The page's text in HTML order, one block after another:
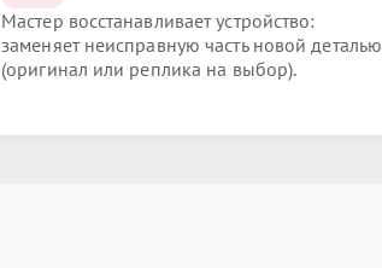
Мастер восстанавливает устройство:
заменяет неисправную часть новой деталью
(оригинал или реплика на выбор).